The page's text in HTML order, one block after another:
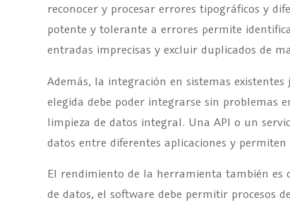
reconocer y procesar errores tipográficos y
potente y tolerante a errores permite
entradas imprecisas y excluir duplicados de
Además, la integración en sistemas
elegida debe poder integrarse sin problemas
limpieza de datos integral. Una API o un
datos entre diferentes aplicaciones y
El rendimiento de la herramienta también es
de datos, el software debe permitir procesos